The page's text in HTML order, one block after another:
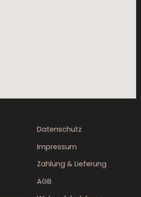
Datenschutz
Impressum
Zahlung & Lieferung
AGB